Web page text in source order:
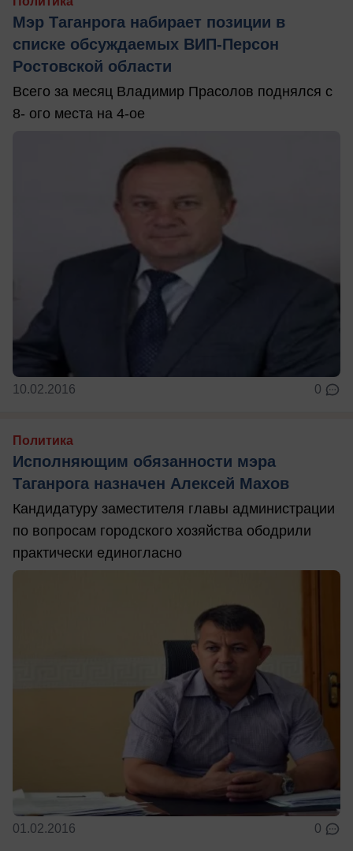
Мэр Таганрога набирает позиции в
списке обсуждаемых ВИП-Персон
Ростовской области
Всего за месяц Владимир Прасолов поднялся с
8- ого места на 4-ое
10.02.2016 0
Политика
Исполняющим обязанности мэра
Таганрога назначен Алексей Махов
Кандидатуру заместителя главы администрации
по вопросам городского хозяйства ободрили
практически единогласно
01.02.2016 0